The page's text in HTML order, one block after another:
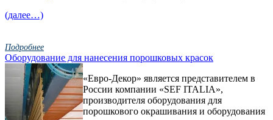
(далее…)
Подробнее
Оборудование для нанесения порошковых красок
«Евро-Декор» является представителем в
России компании «SEF ITALIA»,
производителя оборудования для
порошкового окрашивания и оборудования